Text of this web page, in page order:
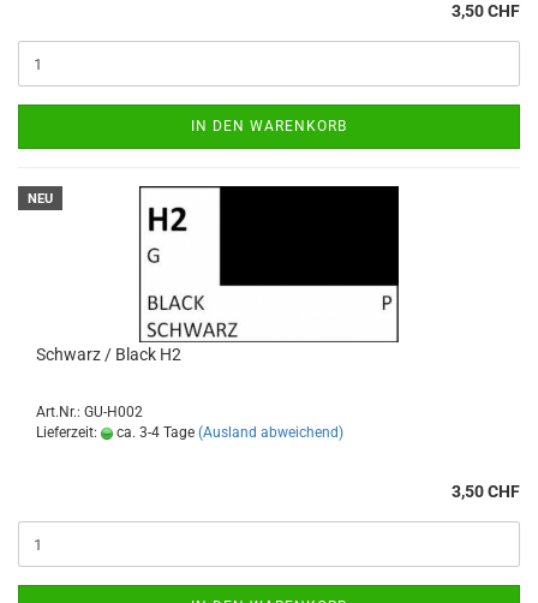
3,50 CHF
IN DEN WARENKORB
NEU
Schwarz / Black H2
Art.Nr.: GU-H002
Lieferzeit:
ca. 3-4 Tage (Ausland abweichend)
3,50 CHF